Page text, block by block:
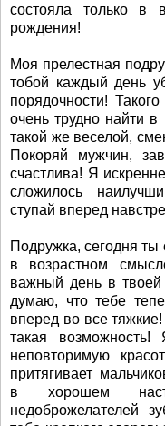
состояла только
рождения!
Моя прелестная
тобой каждый день
порядочности!
очень трудно найти
такой же веселой,
Покоряй мужчин,
счастлива! Я
сложилось
ступай вперед
Подружка, сегодня
в возрастном
важный день в
думаю, что тебе
вперед во все
такая
неповторимую
притягивает
в хорошем
недоброжелателей